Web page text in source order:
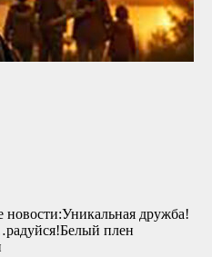
дружба!
плен